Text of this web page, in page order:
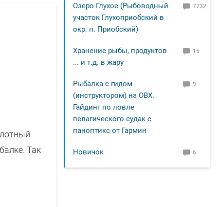
Так
Озеро Глухое (Рыбоводный
участок Глухоприобский в
окр. п. Приобский)
7732
Хранение рыбы, продуктов
... и т.д. в жару
15
Рыбалка с гидом
(инструктором) на ОВХ.
Гайдинг по ловле
пелагического судак с
паноптикс от Гармин
9
Новичок 6